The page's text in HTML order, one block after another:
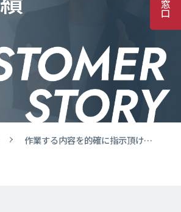
窓
口
作業する内容を的確に指示頂けて、非常にわかりやすかったです